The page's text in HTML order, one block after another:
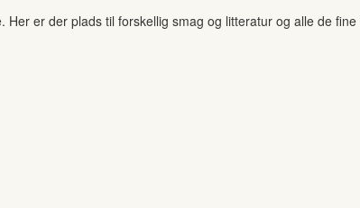
er der plads til forskellig smag og litteratur og alle de